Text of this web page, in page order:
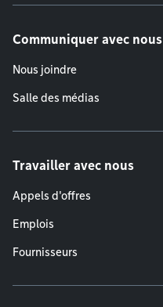
Communiquer avec nous
Nous joindre
Salle des médias
Travailler avec nous
Appels d'offres
Emplois
Fournisseurs